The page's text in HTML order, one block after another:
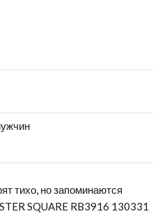
тихо, но запоминаются
SQUARE RB3916 130331